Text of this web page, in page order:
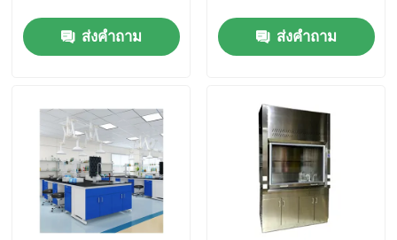
ม้านั่งติดผนังห้องปฏิบัติการ
ตู้ดูดควันในห้องปฏิบัติการ
เครื่องชั่งในห้องปฏิบัติการ
ส่งคำถาม ส่งคำถาม